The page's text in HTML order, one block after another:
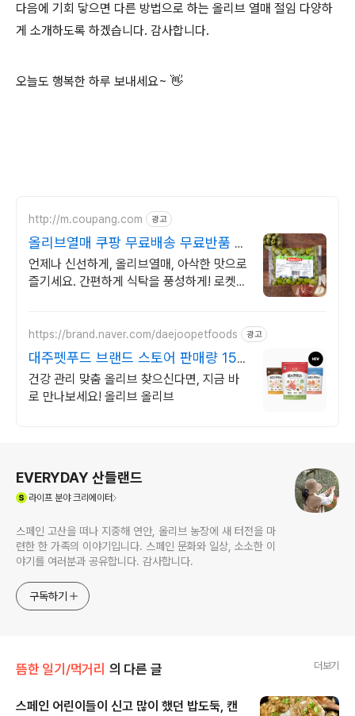
다음에 기회 닿으면 다른 방법으로 하는 올리브 열매 절임 다양하
게 소개하도록 하겠습니다. 감사합니다.
오늘도 행복한 하루 보내세요~ 👋
http://m.coupang.com 광고
올리브열매 쿠팡 무료배송 무료반품 누
리세요
언제나 신선하게, 올리브열매, 아삭한 맛으로
즐기세요. 간편하게 식탁을 풍성하게! 로켓배
https://brand.naver.com/daejoopetfoods 광고
대주펫푸드 브랜드 스토어 판매량 150
만개 돌파!
건강 관리 맞춤 올리브 찾으신다면, 지금 바
로 만나보세요! 올리브 올리브
EVERYDAY 산들랜드
라이프분야 크리에이터
스페인 고산을 떠나 지중해 연안, 올리브 농장에 새 터전을 마
련한 한 가족의 이야기입니다. 스페인 문화와 일상, 소소한 이
야기를 여러분과 공유합니다. 감사합니다.
구독하기
뜸한 일기/먹거리 의 다른 글 더보기
스페인 어린이들이 신고 많이 했던 밥도둑, 캔